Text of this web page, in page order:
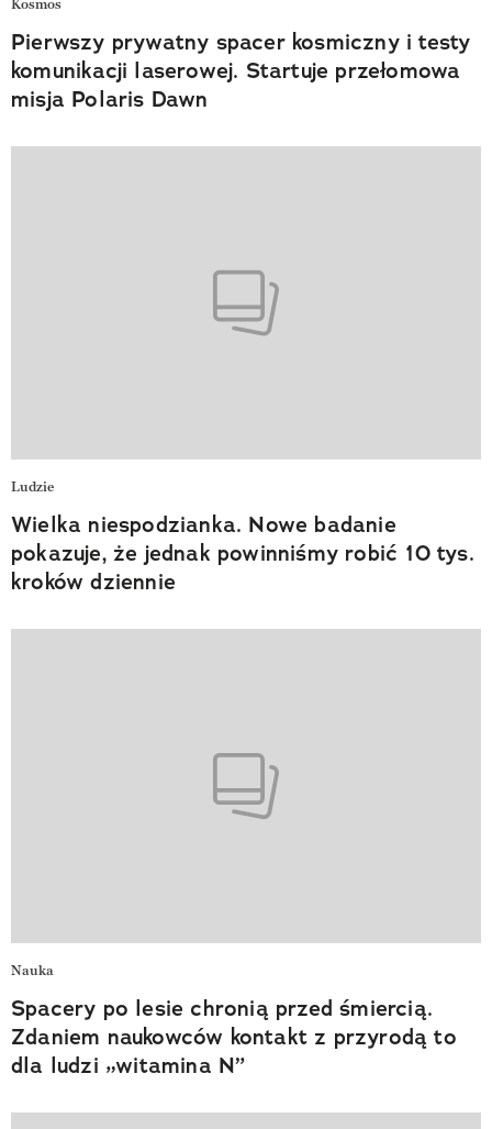
Kosmos
Pierwszy prywatny spacer kosmiczny i testy
komunikacji laserowej. Startuje przełomowa
misja Polaris Dawn
Ludzie
Wielka niespodzianka. Nowe badanie
pokazuje, że jednak powinniśmy robić 10 tys.
kroków dziennie
Nauka
Spacery po lesie chronią przed śmiercią.
Zdaniem naukowców kontakt z przyrodą to
dla ludzi „witamina N”